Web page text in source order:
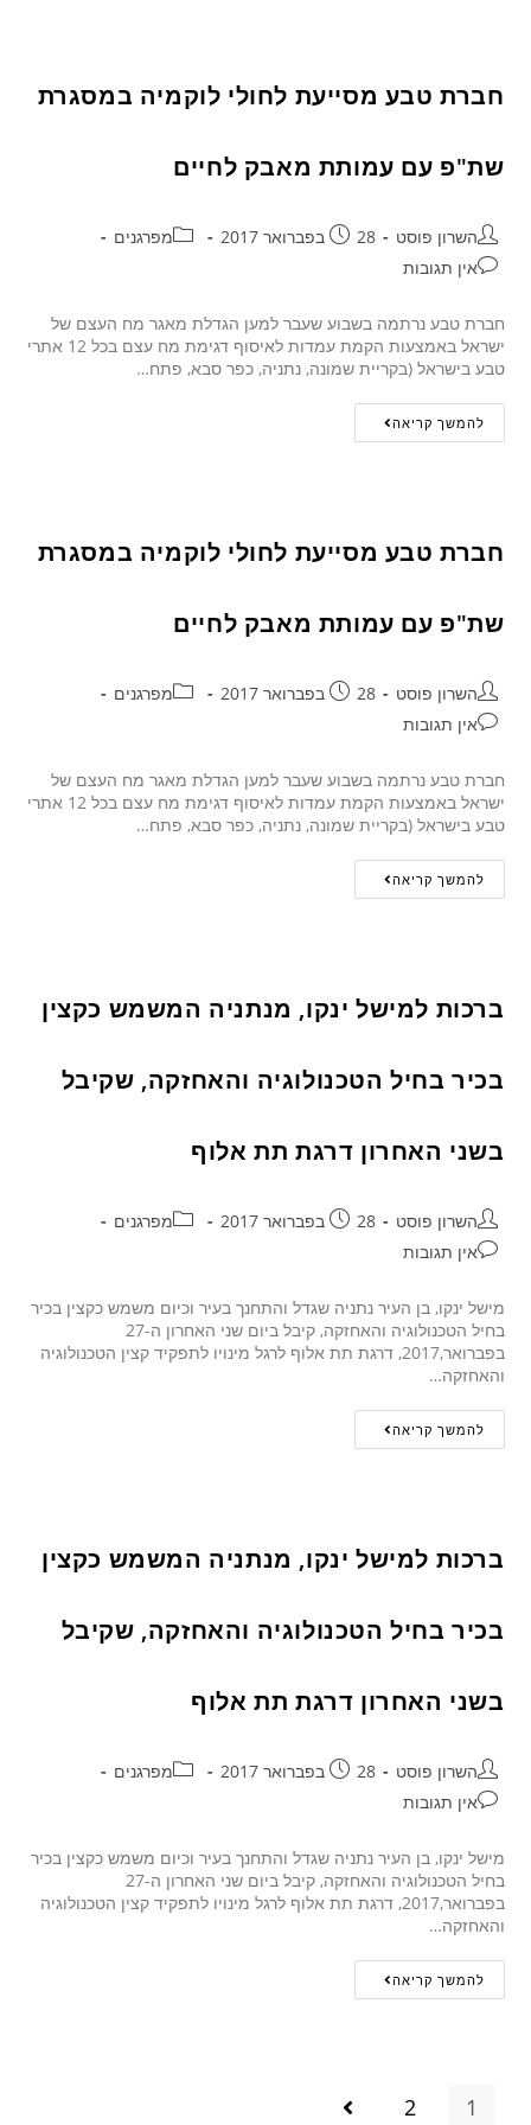
חברת טבע מסייעת לחולי לוקמיה במסגרת
שת"פ עם עמותת מאבק לחיים
השרון פוסט 28 בפברואר 2017
מפרגנים
אין תגובות
חברת טבע נרתמה בשבוע שעבר למען הגדלת מאגר מח העצם של
ישראל באמצעות הקמת עמדות לאיסוף דגימת מח עצם בכל 12 אתרי
טבע בישראל (בקריית שמונה, נתניה, כפר סבא, פתח…
להמשך קריאה
חברת טבע מסייעת לחולי לוקמיה במסגרת
שת"פ עם עמותת מאבק לחיים
השרון פוסט 28 בפברואר 2017
מפרגנים
אין תגובות
חברת טבע נרתמה בשבוע שעבר למען הגדלת מאגר מח העצם של
ישראל באמצעות הקמת עמדות לאיסוף דגימת מח עצם בכל 12 אתרי
טבע בישראל (בקריית שמונה, נתניה, כפר סבא, פתח…
להמשך קריאה
ברכות למישל ינקו, מנתניה המשמש כקצין
בכיר בחיל הטכנולוגיה והאחזקה, שקיבל
בשני האחרון דרגת תת אלוף
השרון פוסט 28 בפברואר 2017
מפרגנים
אין תגובות
מישל ינקו, בן העיר נתניה שגדל והתחנך בעיר וכיום משמש כקצין בכיר
בחיל הטכנולוגיה והאחזקה, קיבל ביום שני האחרון ה-27
בפברואר,2017, דרגת תת אלוף לרגל מינויו לתפקיד קצין הטכנולוגיה
והאחזקה…
להמשך קריאה
ברכות למישל ינקו, מנתניה המשמש כקצין
בכיר בחיל הטכנולוגיה והאחזקה, שקיבל
בשני האחרון דרגת תת אלוף
השרון פוסט 28 בפברואר 2017
מפרגנים
אין תגובות
מישל ינקו, בן העיר נתניה שגדל והתחנך בעיר וכיום משמש כקצין בכיר
בחיל הטכנולוגיה והאחזקה, קיבל ביום שני האחרון ה-27
בפברואר,2017, דרגת תת אלוף לרגל מינויו לתפקיד קצין הטכנולוגיה
והאחזקה…
להמשך קריאה
1
2